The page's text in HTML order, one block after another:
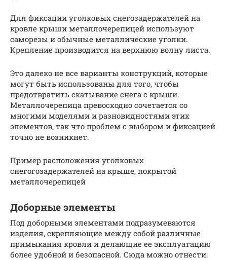
Для фиксации уголковых снегозадержателей на
кровле крыши металлочерепицей используют
саморезы и обычные металлические уголки.
Крепление производится на верхнюю волну листа.
Это далеко не все варианты конструкций, которые
могут быть использованы для того, чтобы
предотвратить скатывание снега с крыши.
Металлочерепица превосходно сочетается со
многими моделями и разновидностями этих
элементов, так что проблем с выбором и фиксацией
точно не возникнет.
Пример расположения уголковых
снегогозадержателей на крыше, покрытой
металлочерепицей
Доборные элементы
Под доборными элементами подразумеваются
изделия, скрепляющие между собой различные
примыкания кровли и делающие ее эксплуатацию
более удобной и безопасной. Сюда можно отнести: